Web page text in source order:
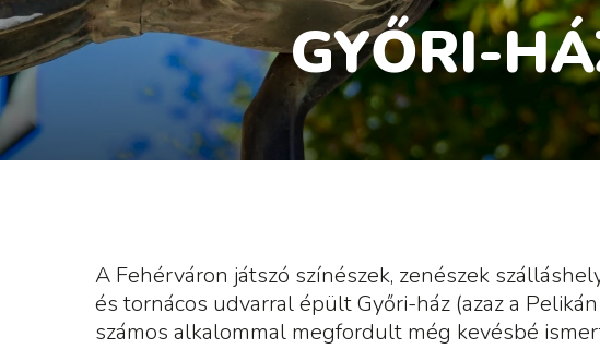
GYŐRI-
A Fehérváron játszó színészek, zenészek
és tornácos udvarral épült Győri-ház (azaz a
számos alkalommal megfordult még kevésbé